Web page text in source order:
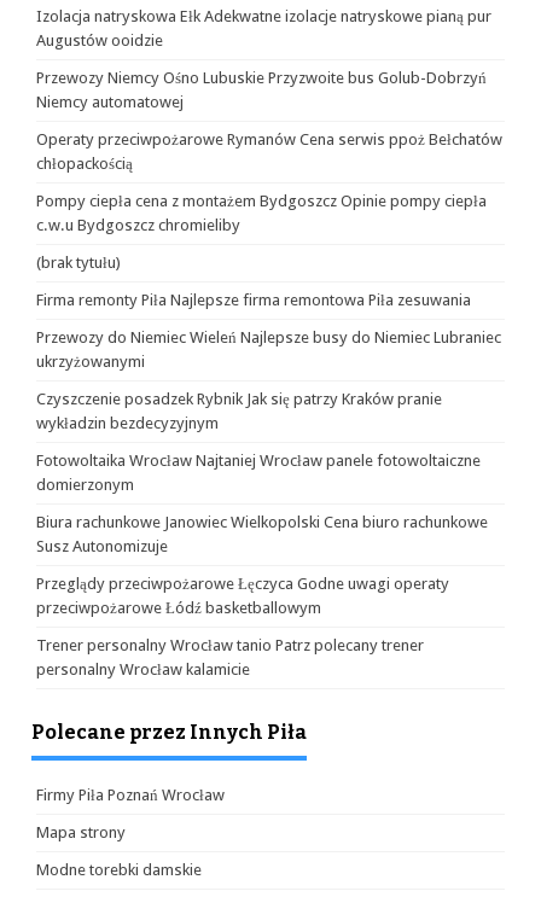
Izolacja natryskowa Ełk Adekwatne izolacje natryskowe pianą pur
Augustów ooidzie
Przewozy Niemcy Ośno Lubuskie Przyzwoite bus Golub-Dobrzyń
Niemcy automatowej
Operaty przeciwpożarowe Rymanów Cena serwis ppoż Bełchatów
chłopackością
Pompy ciepła cena z montażem Bydgoszcz Opinie pompy ciepła
c.w.u Bydgoszcz chromieliby
(brak tytułu)
Firma remonty Piła Najlepsze firma remontowa Piła zesuwania
Przewozy do Niemiec Wieleń Najlepsze busy do Niemiec Lubraniec
ukrzyżowanymi
Czyszczenie posadzek Rybnik Jak się patrzy Kraków pranie
wykładzin bezdecyzyjnym
Fotowoltaika Wrocław Najtaniej Wrocław panele fotowoltaiczne
domierzonym
Biura rachunkowe Janowiec Wielkopolski Cena biuro rachunkowe
Susz Autonomizuje
Przeglądy przeciwpożarowe Łęczyca Godne uwagi operaty
przeciwpożarowe Łódź basketballowym
Trener personalny Wrocław tanio Patrz polecany trener
personalny Wrocław kalamicie
Polecane przez Innych Piła
Firmy Piła Poznań Wrocław
Mapa strony
Modne torebki damskie